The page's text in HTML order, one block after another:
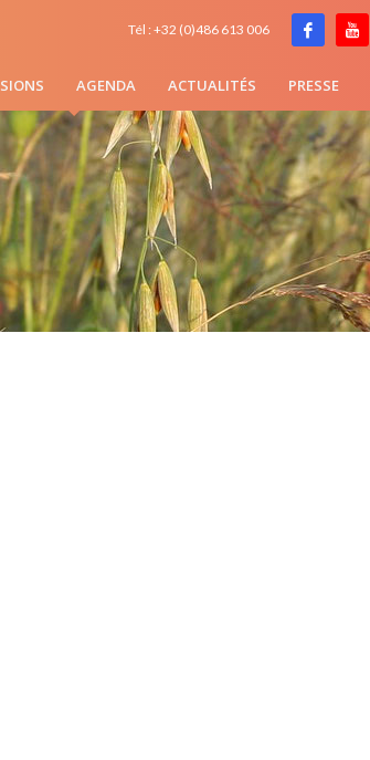
Tél : +32 (0)486 613 006
AGENDA ACTUALITÉS PRESSE